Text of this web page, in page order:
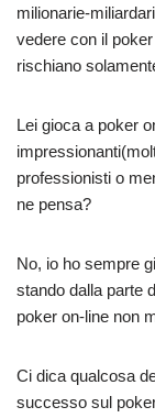
milionarie-
vedere con il
rischiano
Lei gioca a poker
professionisti o
ne pensa?
No, io ho sempre
stando dalla parte
poker on-line non
Ci dica qualcosa
successo sul